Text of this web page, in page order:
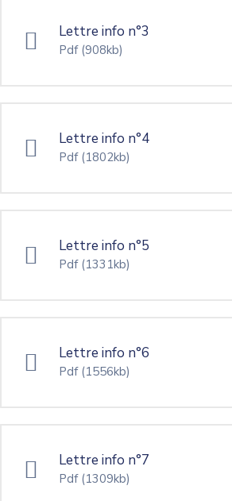
Lettre info n°3
Pdf (908kb)
Lettre info n°4
Pdf (1802kb)
Lettre info n°5
Pdf (1331kb)
Lettre info n°6
Pdf (1556kb)
Lettre info n°7
Pdf (1309kb)